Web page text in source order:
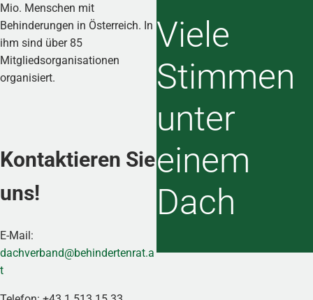
Mio. Menschen mit
Behinderungen in Österreich. In
ihm sind über 85
Mitgliedsorganisationen
organisiert.
Kontaktieren Sie
uns!
E-Mail:
dachverband@behindertenrat.a
t
Viele
Stimmen
unter
einem
Dach